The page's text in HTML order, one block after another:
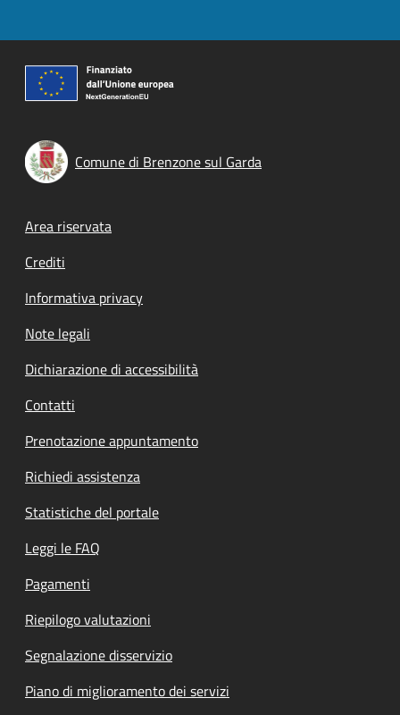
Comune di Brenzone sul Garda
Footer menu
Area riservata
Crediti
Informativa privacy
Note legali
Dichiarazione di accessibilità
Contatti
Prenotazione appuntamento
Richiedi assistenza
Statistiche del portale
Leggi le FAQ
Pagamenti
Riepilogo valutazioni
Segnalazione disservizio
Piano di miglioramento dei servizi